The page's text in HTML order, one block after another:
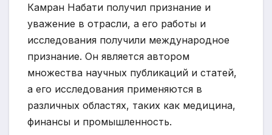
Камран Набати получил признание и
уважение в отрасли, а его работы и
исследования получили международное
признание. Он является автором
множества научных публикаций и статей,
а его исследования применяются в
различных областях, таких как медицина,
финансы и промышленность.